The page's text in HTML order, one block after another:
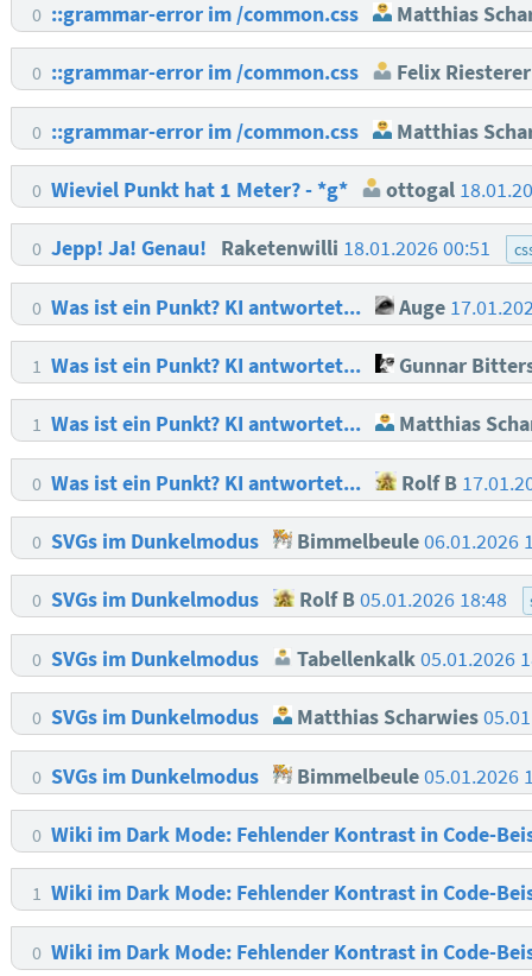
0 ::grammar-error im /common.css Matthias
0 ::grammar-error im /common.css Felix Riesterer
0 ::grammar-error im /common.css Matthias
0 Wieviel Punkt hat 1 Meter? - *g* ottogal
0 Jepp! Ja! Genau! Raketenwilli 18.01.2026 00:51
0 Was ist ein Punkt? KI antwortet... Auge
1 Was ist ein Punkt? KI antwortet... Gunnar
1 Was ist ein Punkt? KI antwortet... Matthias
0 Was ist ein Punkt? KI antwortet... Rolf B
0 SVGs im Dunkelmodus Bimmelbeule06.01.2026
0 SVGs im Dunkelmodus Rolf B05.01.2026 18:48
0 SVGs im Dunkelmodus Tabellenkalk05.01.2026
0 SVGs im Dunkelmodus Matthias Scharwies
0 SVGs im Dunkelmodus Bimmelbeule05.01.2026
0 Wiki im Dark Mode: Fehlender Kontrast in Code-
1 Wiki im Dark Mode: Fehlender Kontrast in Code-
0 Wiki im Dark Mode: Fehlender Kontrast in Code-